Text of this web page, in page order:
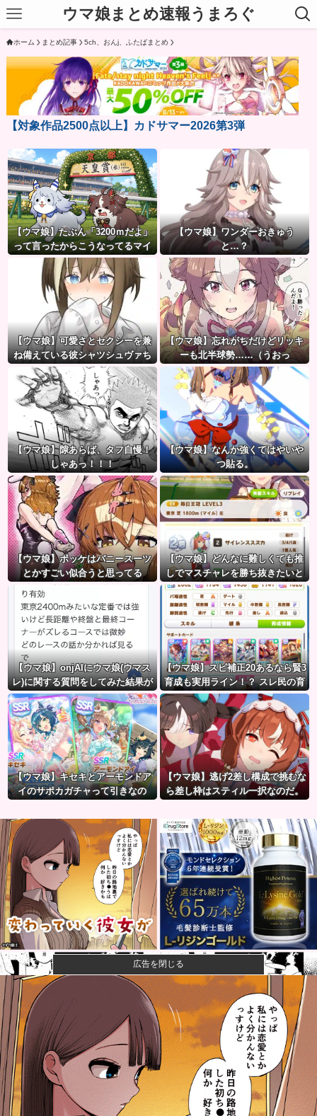
ウマ娘まとめ速報うまろぐ
ホーム まとめ記事 5ch、おんj、ふたばまとめ
【対象作品2500点以上】カドサマー2026第3弾
【ウマ娘】たぶん「3200ｍだよ」
って言ったからこうなってるマイ
ル犬
【ウマ娘】ワンダーおきゅう
と…？
【ウマ娘】可愛さとセクシーを兼
ね備えている彼シャツシュヴァち
【ウマ娘】忘れがちだけどリッキ
ーも北半球勢……（うおっ
【ウマ娘】隙あらば、タフ自慢！
しゃあっ！！！
【ウマ娘】なんか強くてはやいや
つ貼る。
【ウマ娘】ポッケはバニースーツ
とかすごい似合うと思ってる
【ウマ娘】どんなに難しくても推
しでマスチャレを勝ち抜きたいと
か眩しすぎるだろ…
【ウマ娘】onjAIにウマ娘(ウマス
レ)に関する質問をしてみた結果が
草ｗｗｗ
【ウマ娘】スピ補正20あるなら賢3
育成も実用ライン！？ スレ民の育
成した夏ドーベルが仕上がりつつ
ある件
【ウマ娘】キセキとアーモンドア
イのサポカガチャって引きなの
【ウマ娘】逃げ2差し構成で挑むな
ら差し枠はスティル一択なのだ。
広告を閉じる